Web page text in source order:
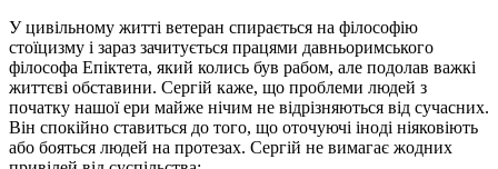
У цивільному житті ветеран спирається на філософію
стоїцизму і зараз зачитується працями давньоримського
філософа Епіктета, який колись був рабом, але подолав важкі
життєві обставини. Сергій каже, що проблеми людей з
початку нашої ери майже нічим не відрізняються від сучасних.
Він спокійно ставиться до того, що оточуючі іноді ніяковіють
або бояться людей на протезах. Сергій не вимагає жодних